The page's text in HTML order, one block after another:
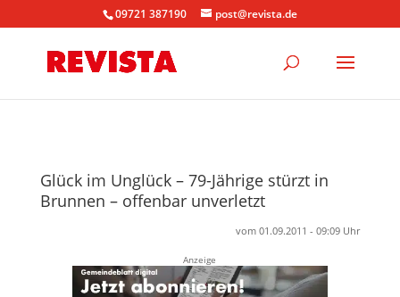
09721 387190 post@revista.de
Glück im Unglück – 79-Jährige stürzt in
Brunnen – offenbar unverletzt
vom 01.09.2011 - 09:09 Uhr
Anzeige